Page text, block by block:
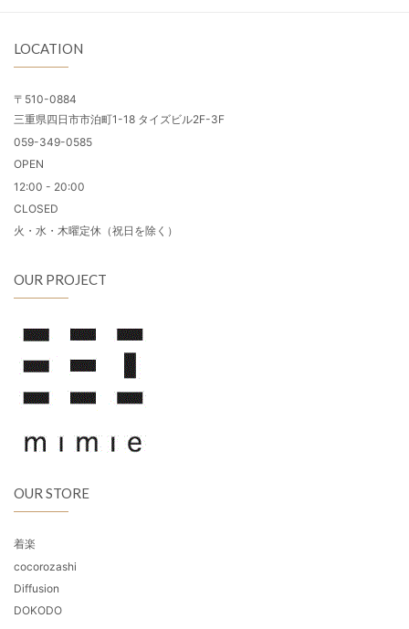
LOCATION
〒510-0884
三重県四日市市泊町1-18 タイズビル2F-3F
059-349-0585
OPEN
12:00 - 20:00
CLOSED
火・水・木曜定休（祝日を除く）
OUR PROJECT
OUR STORE
着楽
cocorozashi
Diffusion
DOKODO